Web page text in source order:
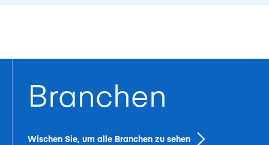
Branchen
Wischen Sie, um alle Branchen zu sehen